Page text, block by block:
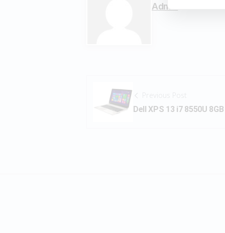
Admin
Previous Post
Dell XPS 13 i7 8550U